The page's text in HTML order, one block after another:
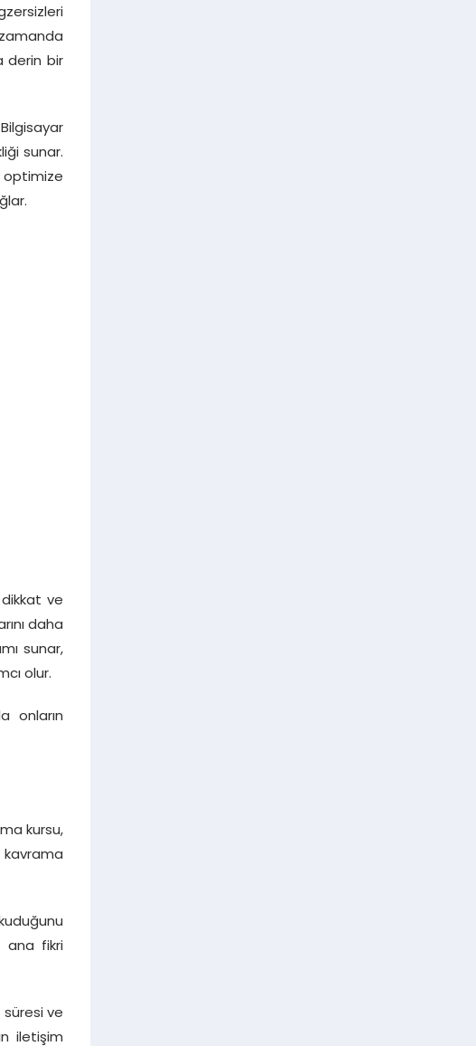
derin bir
sunar.
optimize
dikkat ve
daha
sunar,
olur.
onların
kursu,
ana fikri
süresi ve
iletişim